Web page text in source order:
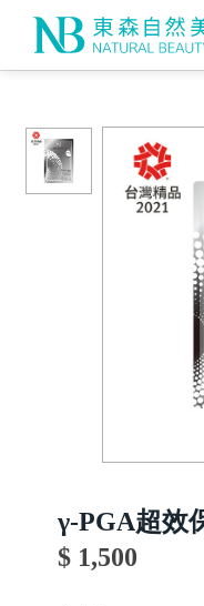
γ-PGA超效
$ 1,500